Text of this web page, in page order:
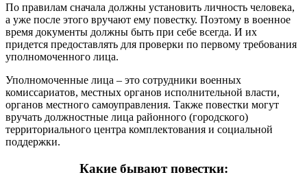
По правилам сначала должны установить личность человека,
а уже после этого вручают ему повестку. Поэтому в военное
время документы должны быть при себе всегда. И их
придется предоставлять для проверки по первому требования
уполномоченного лица.
Уполномоченные лица – это сотрудники военных
комиссариатов, местных органов исполнительной власти,
органов местного самоуправления. Также повестки могут
вручать должностные лица районного (городского)
территориального центра комплектования и социальной
поддержки.
Какие бывают повестки: